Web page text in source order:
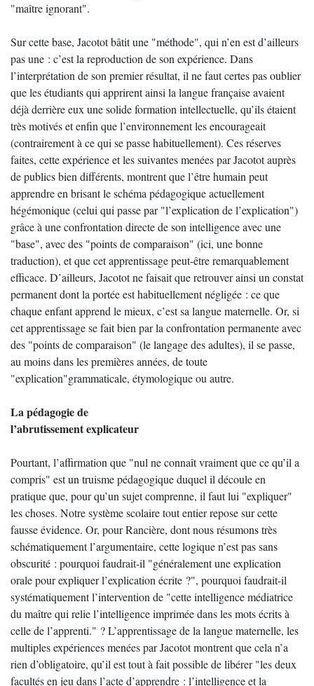
"maître ignorant".
Sur cette base, Jacotot bâtit une "méthode", qui n’en est d’ailleurs
pas une : c’est la reproduction de son expérience. Dans
l’interprétation de son premier résultat, il ne faut certes pas oublier
que les étudiants qui apprirent ainsi la langue française avaient
déjà derrière eux une solide formation intellectuelle, qu’ils étaient
très motivés et enfin que l’environnement les encourageait
(contrairement à ce qui se passe habituellement). Ces réserves
faites, cette expérience et les suivantes menées par Jacotot auprès
de publics bien différents, montrent que l’être humain peut
apprendre en brisant le schéma pédagogique actuellement
hégémonique (celui qui passe par "l’explication de l’explication")
grâce à une confrontation directe de son intelligence avec une
"base", avec des "points de comparaison" (ici, une bonne
traduction), et que cet apprentissage peut-être remarquablement
efficace. D’ailleurs, Jacotot ne faisait que retrouver ainsi un constat
permanent dont la portée est habituellement négligée : ce que
chaque enfant apprend le mieux, c’est sa langue maternelle. Or, si
cet apprentissage se fait bien par la confrontation permanente avec
des "points de comparaison" (le langage des adultes), il se passe,
au moins dans les premières années, de toute
"explication"grammaticale, étymologique ou autre.
La pédagogie de
l’abrutissement explicateur
Pourtant, l’affirmation que "nul ne connaît vraiment que ce qu’il a
compris" est un truisme pédagogique duquel il découle en
pratique que, pour qu’un sujet comprenne, il faut lui "expliquer"
les choses. Notre système scolaire tout entier repose sur cette
fausse évidence. Or, pour Rancière, dont nous résumons très
schématiquement l’argumentaire, cette logique n’est pas sans
obscurité : pourquoi faudrait-il "généralement une explication
orale pour expliquer l’explication écrite ?", pourquoi faudrait-il
systématiquement l’intervention de "cette intelligence médiatrice
du maître qui relie l’intelligence imprimée dans les mots écrits à
celle de l’apprenti." ? L’apprentissage de la langue maternelle, les
multiples expériences menées par Jacotot montrent que cela n’a
rien d’obligatoire, qu’il est tout à fait possible de libérer "les deux
facultés en jeu dans l’acte d’apprendre : l’intelligence et la